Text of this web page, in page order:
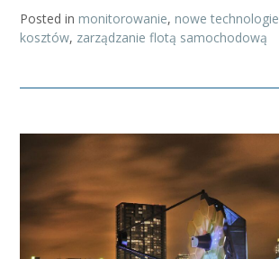
Posted in monitorowanie, nowe technologie
kosztów, zarządzanie flotą samochodową